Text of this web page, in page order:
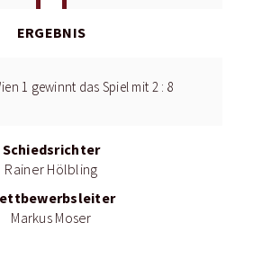
ERGEBNIS
1 gewinnt das Spiel mit 2 : 8
Schiedsrichter
Rainer Hölbling
Markus Moser